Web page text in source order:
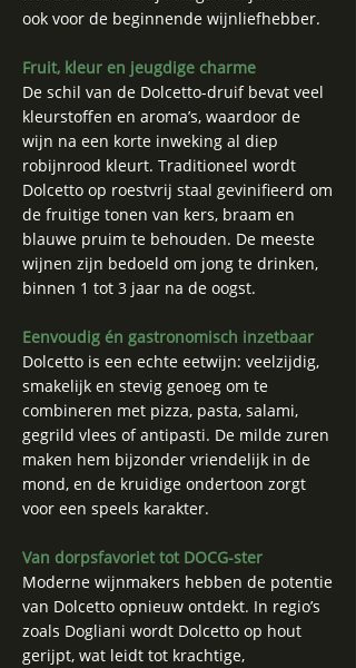
ook voor de beginnende wijnliefhebber.
Fruit, kleur en jeugdige charme
De schil van de Dolcetto-druif bevat veel
kleurstoffen en aroma’s, waardoor de
wijn na een korte inweking al diep
robijnrood kleurt. Traditioneel wordt
Dolcetto op roestvrij staal gevinifieerd om
de fruitige tonen van kers, braam en
blauwe pruim te behouden. De meeste
wijnen zijn bedoeld om jong te drinken,
binnen 1 tot 3 jaar na de oogst.
Eenvoudig én gastronomisch inzetbaar
Dolcetto is een echte eetwijn: veelzijdig,
smakelijk en stevig genoeg om te
combineren met pizza, pasta, salami,
gegrild vlees of antipasti. De milde zuren
maken hem bijzonder vriendelijk in de
mond, en de kruidige ondertoon zorgt
voor een speels karakter.
Van dorpsfavoriet tot DOCG-ster
Moderne wijnmakers hebben de potentie
van Dolcetto opnieuw ontdekt. In regio’s
zoals Dogliani wordt Dolcetto op hout
gerijpt, wat leidt tot krachtige,